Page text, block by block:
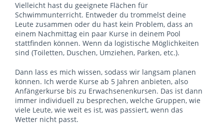
Vielleicht hast du geeignete Flächen für
Schwimmunterricht. Entweder du trommelst deine
Leute zusammen oder du hast kein Problem, dass an
einem Nachmittag ein paar Kurse in deinem Pool
stattfinden können. Wenn da logistische Möglichkeiten
sind (Toiletten, Duschen, Umziehen, Parken, etc.).
Dann lass es mich wissen, sodass wir langsam planen
können. Ich werde Kurse ab 5 Jahren anbieten, also
Anfängerkurse bis zu Erwachsenenkursen. Das ist dann
immer individuell zu besprechen, welche Gruppen, wie
viele Leute, wie weit es ist, was passiert, wenn das
Wetter nicht passt.